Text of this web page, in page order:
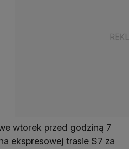
wtorek przed godziną 7
ekspresowej trasie S7 za